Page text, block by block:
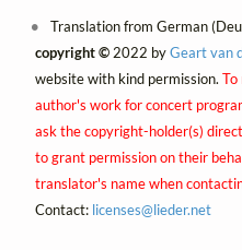
Translation from German
copyright ©2022 byGeart van
website with kind permission. To
author's work for concert
ask the copyright-holder(s)
to grant permission on their
translator's name when
Contact: licenses@lieder.net